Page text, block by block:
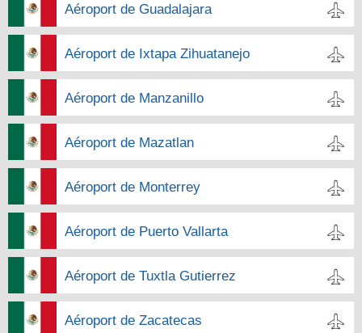
Aéroport de Guadalajara
Aéroport de Ixtapa Zihuatanejo
Aéroport de Manzanillo
Aéroport de Mazatlan
Aéroport de Monterrey
Aéroport de Puerto Vallarta
Aéroport de Tuxtla Gutierrez
Aéroport de Zacatecas